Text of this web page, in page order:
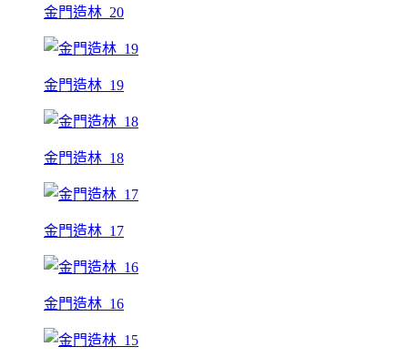
金門造林_20
金門造林_19
金門造林_18
金門造林_17
金門造林_16